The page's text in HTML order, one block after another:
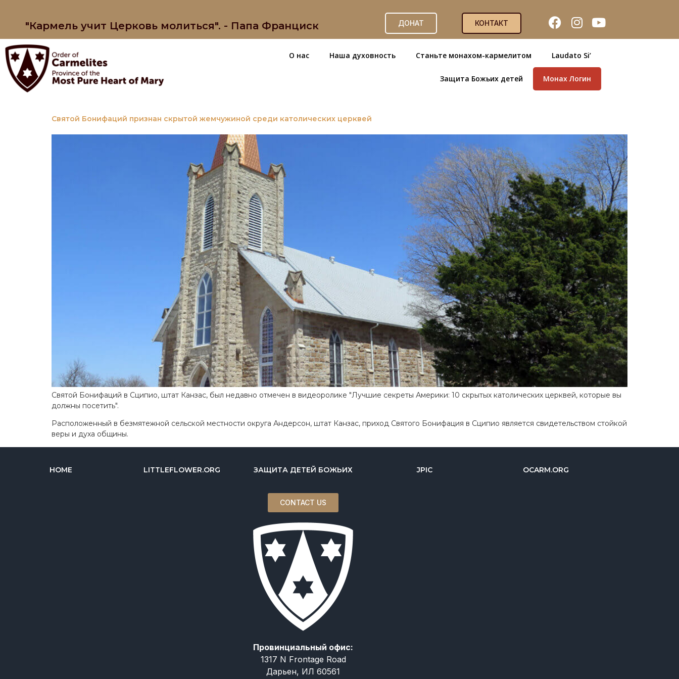
"Кармель учит Церковь молиться". - Папа Франциск ДОНАТ КОНТАКТ
О нас Наша духовность Станьте монахом-кармелитом Laudato Si’
Защита Божьих детей Монах Логин
Святой Бонифаций признан скрытой жемчужиной среди католических церквей
Святой Бонифаций в Сципио, штат Канзас, был недавно отмечен в видеоролике "Лучшие секреты Америки: 10 скрытых католических церквей, которые вы
должны посетить".
Расположенный в безмятежной сельской местности округа Андерсон, штат Канзас, приход Святого Бонифация в Сципио является свидетельством стойкой
веры и духа общины.
HOME LITTLEFLOWER.ORG ЗАЩИТА ДЕТЕЙ БОЖЬИХ
CONTACT US
Провинциальный офис:
1317 N Frontage Road
Дарьен, ИЛ 60561
JPIC OCARM.ORG